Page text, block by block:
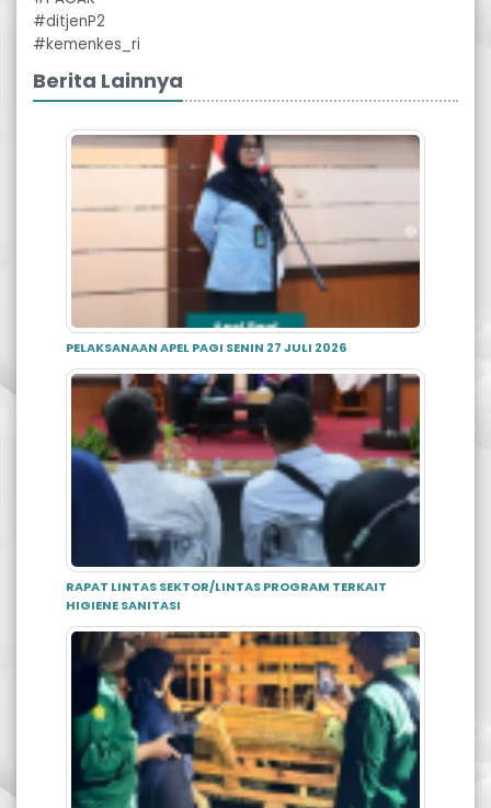
#ditjenP2
#kemenkes_ri
Berita Lainnya
PELAKSANAAN APEL PAGI SENIN 27 JULI 2026
RAPAT LINTAS SEKTOR/LINTAS PROGRAM TERKAIT
HIGIENE SANITASI